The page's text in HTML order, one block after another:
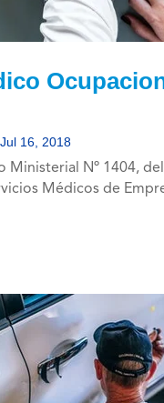
Jul 16, 2018
Ministerial Nº 1404,
Médicos de